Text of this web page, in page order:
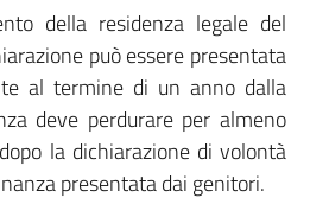
della residenza legale del
può essere presentata
al termine di un anno dalla
deve perdurare per almeno
la dichiarazione di volontà
presentata dai genitori.